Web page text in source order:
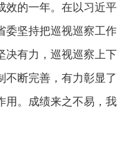
效的一年。在以习近平
委坚持把巡视巡察工作
决有力，巡视巡察上下
不断完善，有力彰显了
用。成绩来之不易，我